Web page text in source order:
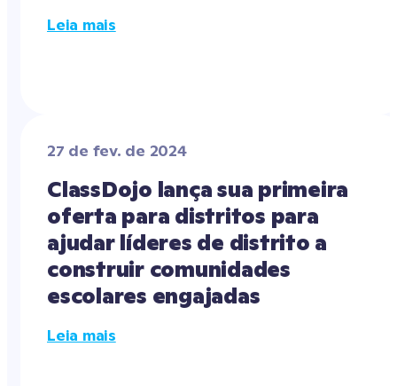
Leia mais
27 de fev. de 2024
ClassDojo lança sua primeira
oferta para distritos para
ajudar líderes de distrito a
construir comunidades
escolares engajadas
Leia mais